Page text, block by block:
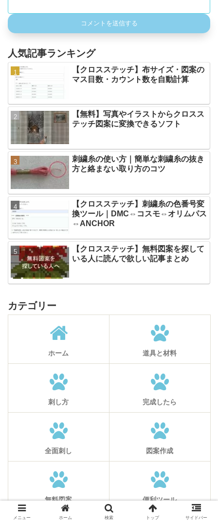
人気記事ランキング
【クロスステッチ】布サイズ・図案の
マス目数・カウント数を自動計算
【無料】写真やイラストからクロスス
テッチ図案に変換できるソフト
刺繍糸の使い方｜簡単な刺繍糸の抜き
方と絡まない取り方のコツ
【クロスステッチ】刺繍糸の色番号変
換ツール｜DMC⇔コスモ⇔オリムパス
⇔ANCHOR
【クロスステッチ】無料図案を探して
いる人に読んで欲しい記事まとめ
カテゴリー
ホーム 道具と材料
刺し方 完成したら
全面刺し 図案作成
無料図案 便利ツール
メニュー ホーム 検索 トップ サイドバー